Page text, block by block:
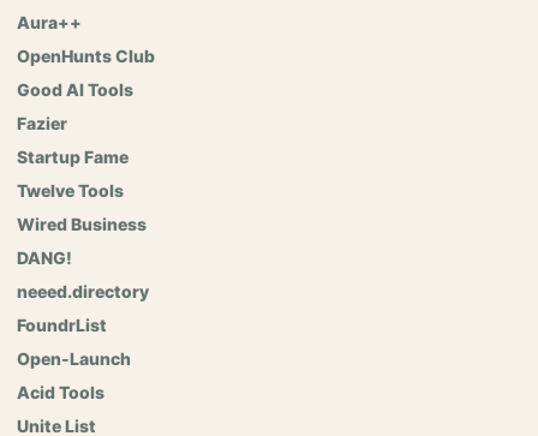
Aura++
OpenHunts Club
Good AI Tools
Fazier
Startup Fame
Twelve Tools
Wired Business
DANG!
neeed.directory
FoundrList
Open-Launch
Acid Tools
Unite List